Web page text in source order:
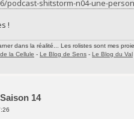
podcast-shitstorm-n04-une-
!
dans la réalité... Les rolistes sont mes
la Cellule - Le Blog de Sens - Le Blog du Val
14